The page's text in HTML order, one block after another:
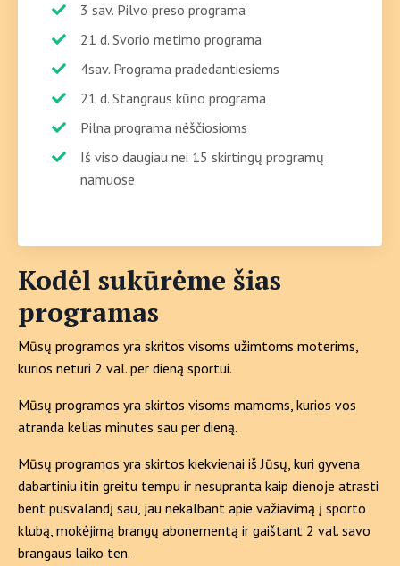
3 sav. Pilvo preso programa
21 d. Svorio metimo programa
4sav. Programa pradedantiesiems
21 d. Stangraus kūno programa
Pilna programa nėščiosioms
Iš viso daugiau nei 15 skirtingų programų
namuose
Kodėl sukūrėme šias
programas
Mūsų programos yra skritos visoms užimtoms moterims,
kurios neturi 2 val. per dieną sportui.
Mūsų programos yra skirtos visoms mamoms, kurios vos
atranda kelias minutes sau per dieną.
Mūsų programos yra skirtos kiekvienai iš Jūsų, kuri gyvena
dabartiniu itin greitu tempu ir nesupranta kaip dienoje atrasti
bent pusvalandį sau, jau nekalbant apie važiavimą į sporto
klubą, mokėjimą brangų abonementą ir gaištant 2 val. savo
brangaus laiko ten.